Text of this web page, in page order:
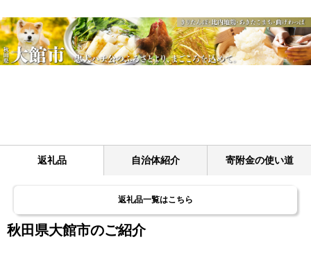
返礼品 自治体紹介 寄附金の使い道
返礼品一覧はこちら
秋田県大館市のご紹介